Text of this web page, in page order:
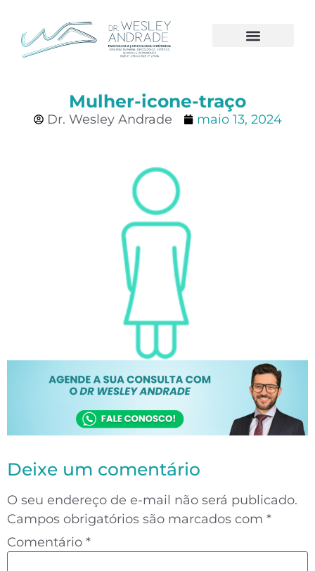
Mulher-icone-traço
Dr. Wesley Andrade maio 13, 2024
Deixe um comentário
O seu endereço de e-mail não será publicado.
Campos obrigatórios são marcados com *
Comentário *